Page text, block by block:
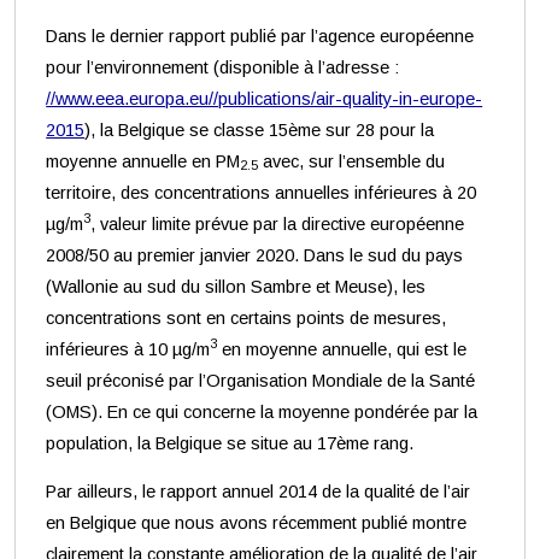
Dans le dernier rapport publié par l’agence européenne
pour l’environnement (disponible à l’adresse :
//www.eea.europa.eu//publications/air-quality-in-europe-
2015), la Belgique se classe 15ème sur 28 pour la
moyenne annuelle en PM2.5 avec, sur l’ensemble du
territoire, des concentrations annuelles inférieures à 20
µg/m3, valeur limite prévue par la directive européenne
2008/50 au premier janvier 2020. Dans le sud du pays
(Wallonie au sud du sillon Sambre et Meuse), les
concentrations sont en certains points de mesures,
inférieures à 10 µg/m3 en moyenne annuelle, qui est le
seuil préconisé par l’Organisation Mondiale de la Santé
(OMS). En ce qui concerne la moyenne pondérée par la
population, la Belgique se situe au 17ème rang.
Par ailleurs, le rapport annuel 2014 de la qualité de l’air
en Belgique que nous avons récemment publié montre
clairement la constante amélioration de la qualité de l’air